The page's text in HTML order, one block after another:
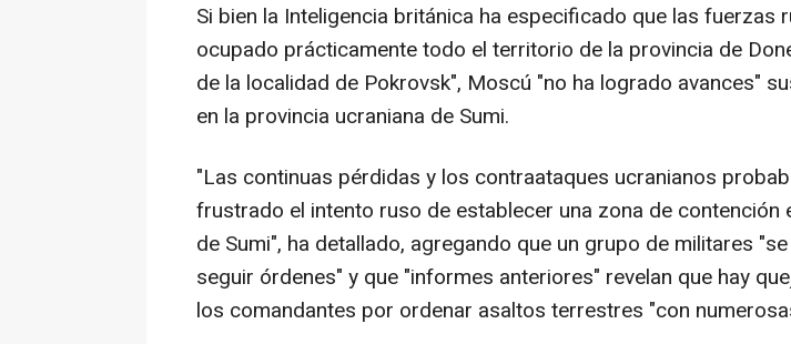
Si bien la Inteligencia británica ha especificado que las fuerzas
ocupado prácticamente todo el territorio de la provincia de
de la localidad de Pokrovsk", Moscú "no ha logrado avances"
en la provincia ucraniana de Sumi.
"Las continuas pérdidas y los contraataques ucranianos
frustrado el intento ruso de establecer una zona de contención
de Sumi", ha detallado, agregando que un grupo de militares
seguir órdenes" y que "informes anteriores" revelan que hay
los comandantes por ordenar asaltos terrestres "con